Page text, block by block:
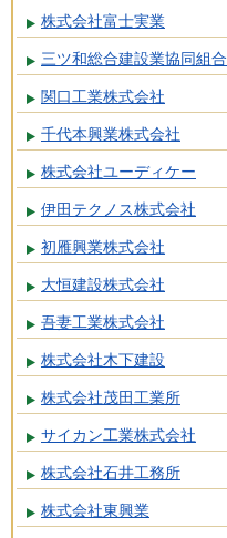
株式会社富士実業
三ツ和総合建設業協同組合
関口工業株式会社
千代本興業株式会社
株式会社ユーディケー
伊田テクノス株式会社
初雁興業株式会社
大恒建設株式会社
吾妻工業株式会社
株式会社木下建設
株式会社茂田工業所
サイカン工業株式会社
株式会社石井工務所
株式会社東興業